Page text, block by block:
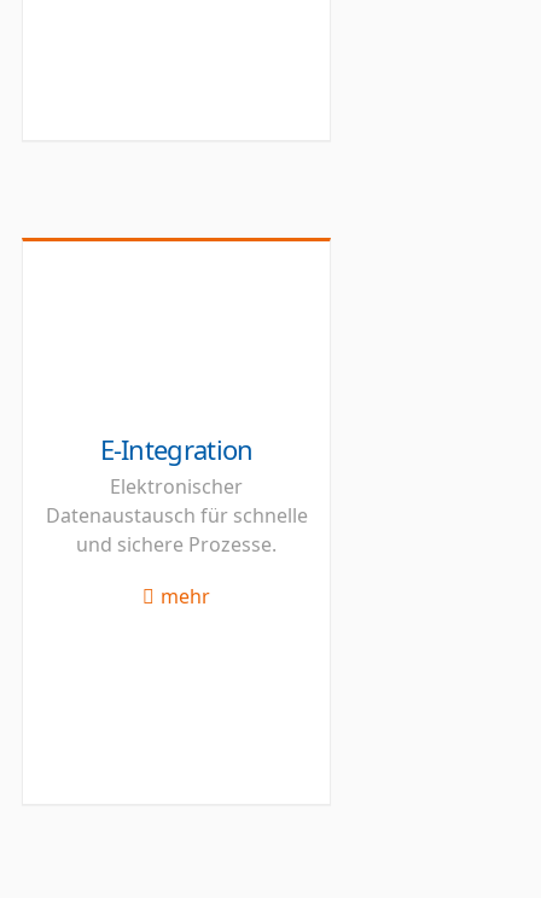
E-Integration
Elektronischer
Datenaustausch für schnelle
und sichere Prozesse.
mehr